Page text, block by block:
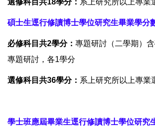
選修科目共18學分： 系上研究所以上專業
碩士生逕行修讀博士學位研究生畢業學分
必修科目共2學分： 專題研討（二學期）
專題研討，各1學分
選修科目共36學分： 系上研究所以上專業
學士班應屆畢業生逕行修讀博士學位研究